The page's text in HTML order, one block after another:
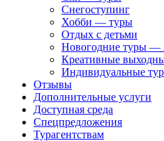
Снегоступинг
Хобби — туры
Отдых с детьми
Новогодние туры —
Креативные
Индивидуальные
Отзывы
Дополнительные услуги
Доступная среда
Спецпредложения
Турагентствам